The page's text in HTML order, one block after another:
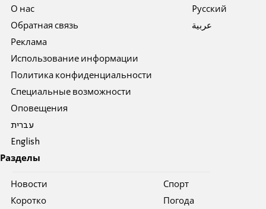
О нас
Обратная связь
Реклама
Использование информации
Политика конфиденциальности
Специальные возможности
Оповещения
עברית
English
Pусский
عربية
Разделы
Новости
Коротко
Спорт
Погода